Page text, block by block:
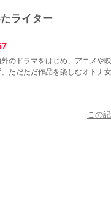
ライター
のドラマをはじめ、アニメや
ただただ作品を楽しむオトナ女
この